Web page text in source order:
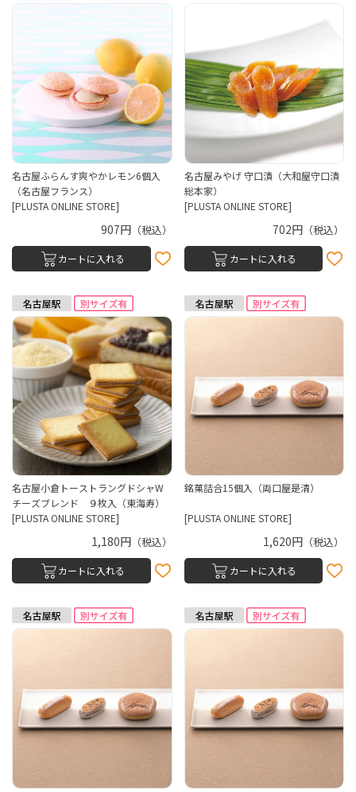
名古屋ふらんす爽やかレモン6個入
（名古屋フランス）
[PLUSTA ONLINE STORE]
907円（税込）
カートに入れる
名古屋みやげ 守口漬（大和屋守口漬
総本家）
[PLUSTA ONLINE STORE]
702円 （税込）
カートに入れる
名古屋小倉トーストラングドシャW
チーズブレンド ９枚入（東海寿）
[PLUSTA ONLINE STORE]
1,180円（税込）
カートに入れる
銘菓詰合15個入（両口屋是清）
[PLUSTA ONLINE STORE]
1,620円 （税込）
カートに入れる